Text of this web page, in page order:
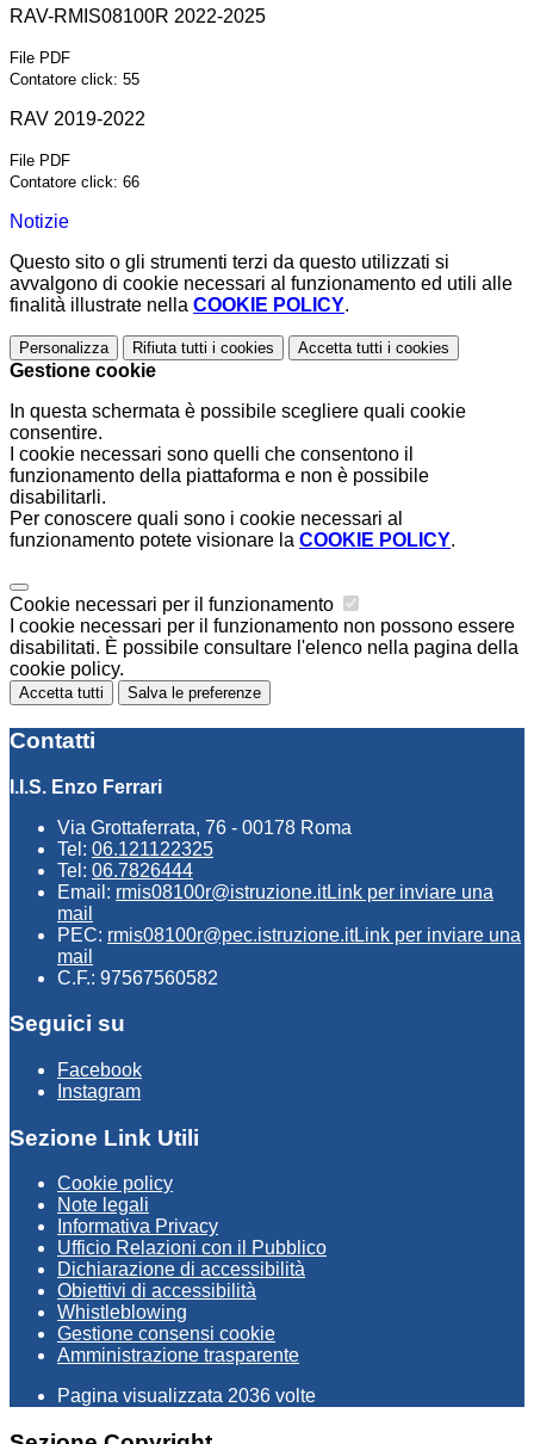
RAV-RMIS08100R 2022-2025
File PDF
Contatore click: 55
RAV 2019-2022
File PDF
Contatore click: 66
Notizie
Questo sito o gli strumenti terzi da questo utilizzati si
avvalgono di cookie necessari al funzionamento ed utili alle
finalità illustrate nella COOKIE POLICY.
Personalizza Rifiuta tutti i cookies Accetta tutti i cookies
Gestione cookie
In questa schermata è possibile scegliere quali cookie
consentire.
I cookie necessari sono quelli che consentono il
funzionamento della piattaforma e non è possibile
disabilitarli.
Per conoscere quali sono i cookie necessari al
funzionamento potete visionare la COOKIE POLICY.
Cookie necessari per il funzionamento
I cookie necessari per il funzionamento non possono essere
disabilitati. È possibile consultare l'elenco nella pagina della
cookie policy.
Accetta tutti Salva le preferenze
Contatti
I.I.S. Enzo Ferrari
Via Grottaferrata, 76 - 00178 Roma
Tel: 06.121122325
Tel: 06.7826444
Email: rmis08100r@istruzione.itLink per inviare una
mail
PEC: rmis08100r@pec.istruzione.itLink per inviare una
mail
C.F.: 97567560582
Seguici su
Facebook
Instagram
Sezione Link Utili
Cookie policy
Note legali
Informativa Privacy
Ufficio Relazioni con il Pubblico
Dichiarazione di accessibilità
Obiettivi di accessibilità
Whistleblowing
Gestione consensi cookie
Amministrazione trasparente
Pagina visualizzata 2036 volte